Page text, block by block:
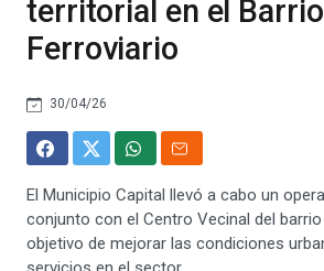
territorial en el Barrio
Ferroviario
30/04/26
El Municipio Capital llevó a cabo un
conjunto con el Centro Vecinal del
objetivo de mejorar las condiciones